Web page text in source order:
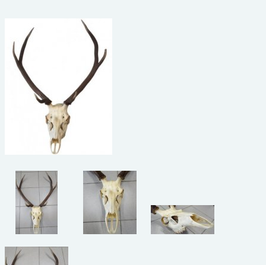
meubels
reclamevoorwerpen/merken
curiosa
schilderijen
porselein/aardewerk
medailles/munten/bankbiljetten
ets/tekening/litho/gravure
glaswerk
lamp/luchter
CONTACT